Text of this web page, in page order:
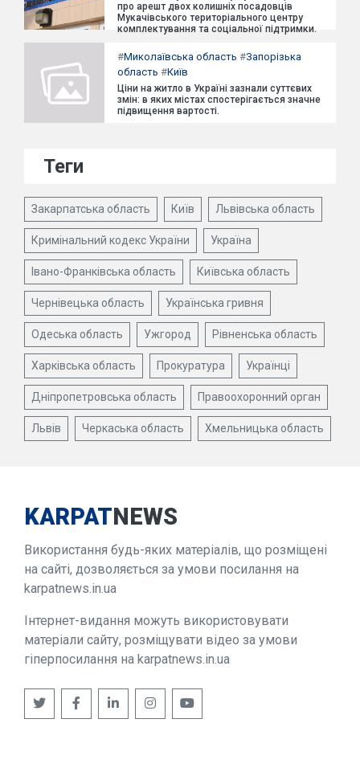
про арешт двох колишніх посадовців
Мукачівського територіального центру
комплектування та соціальної підтримки.
#Миколаївська область #Запорізька
область #Київ
Ціни на житло в Україні зазнали суттєвих
змін: в яких містах спостерігається значне
підвищення вартості.
Теги
Закарпатська область Київ Львівська область
Кримінальний кодекс України Україна
Івано-Франківська область Київська область
Чернівецька область Українська гривня
Одеська область Ужгород Рівненська область
Харківська область Прокуратура Українці
Дніпропетровська область Правоохоронний орган
Львів Черкаська область Хмельницька область
KARPATNEWS
Використання будь-яких матеріалів, що розміщені
на сайті, дозволяється за умови посилання на
karpatnews.in.ua
Інтернет-видання можуть використовувати
матеріали сайту, розміщувати відео за умови
гіперпосилання на karpatnews.in.ua